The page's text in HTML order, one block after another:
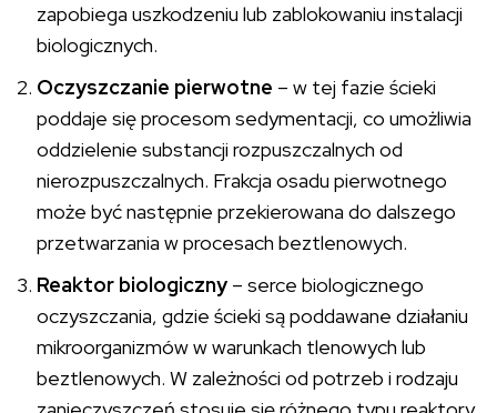
zapobiega uszkodzeniu lub zablokowaniu instalacji
biologicznych.
Oczyszczanie pierwotne – w tej fazie ścieki
poddaje się procesom sedymentacji, co umożliwia
oddzielenie substancji rozpuszczalnych od
nierozpuszczalnych. Frakcja osadu pierwotnego
może być następnie przekierowana do dalszego
przetwarzania w procesach beztlenowych.
Reaktor biologiczny – serce biologicznego
oczyszczania, gdzie ścieki są poddawane działaniu
mikroorganizmów w warunkach tlenowych lub
beztlenowych. W zależności od potrzeb i rodzaju